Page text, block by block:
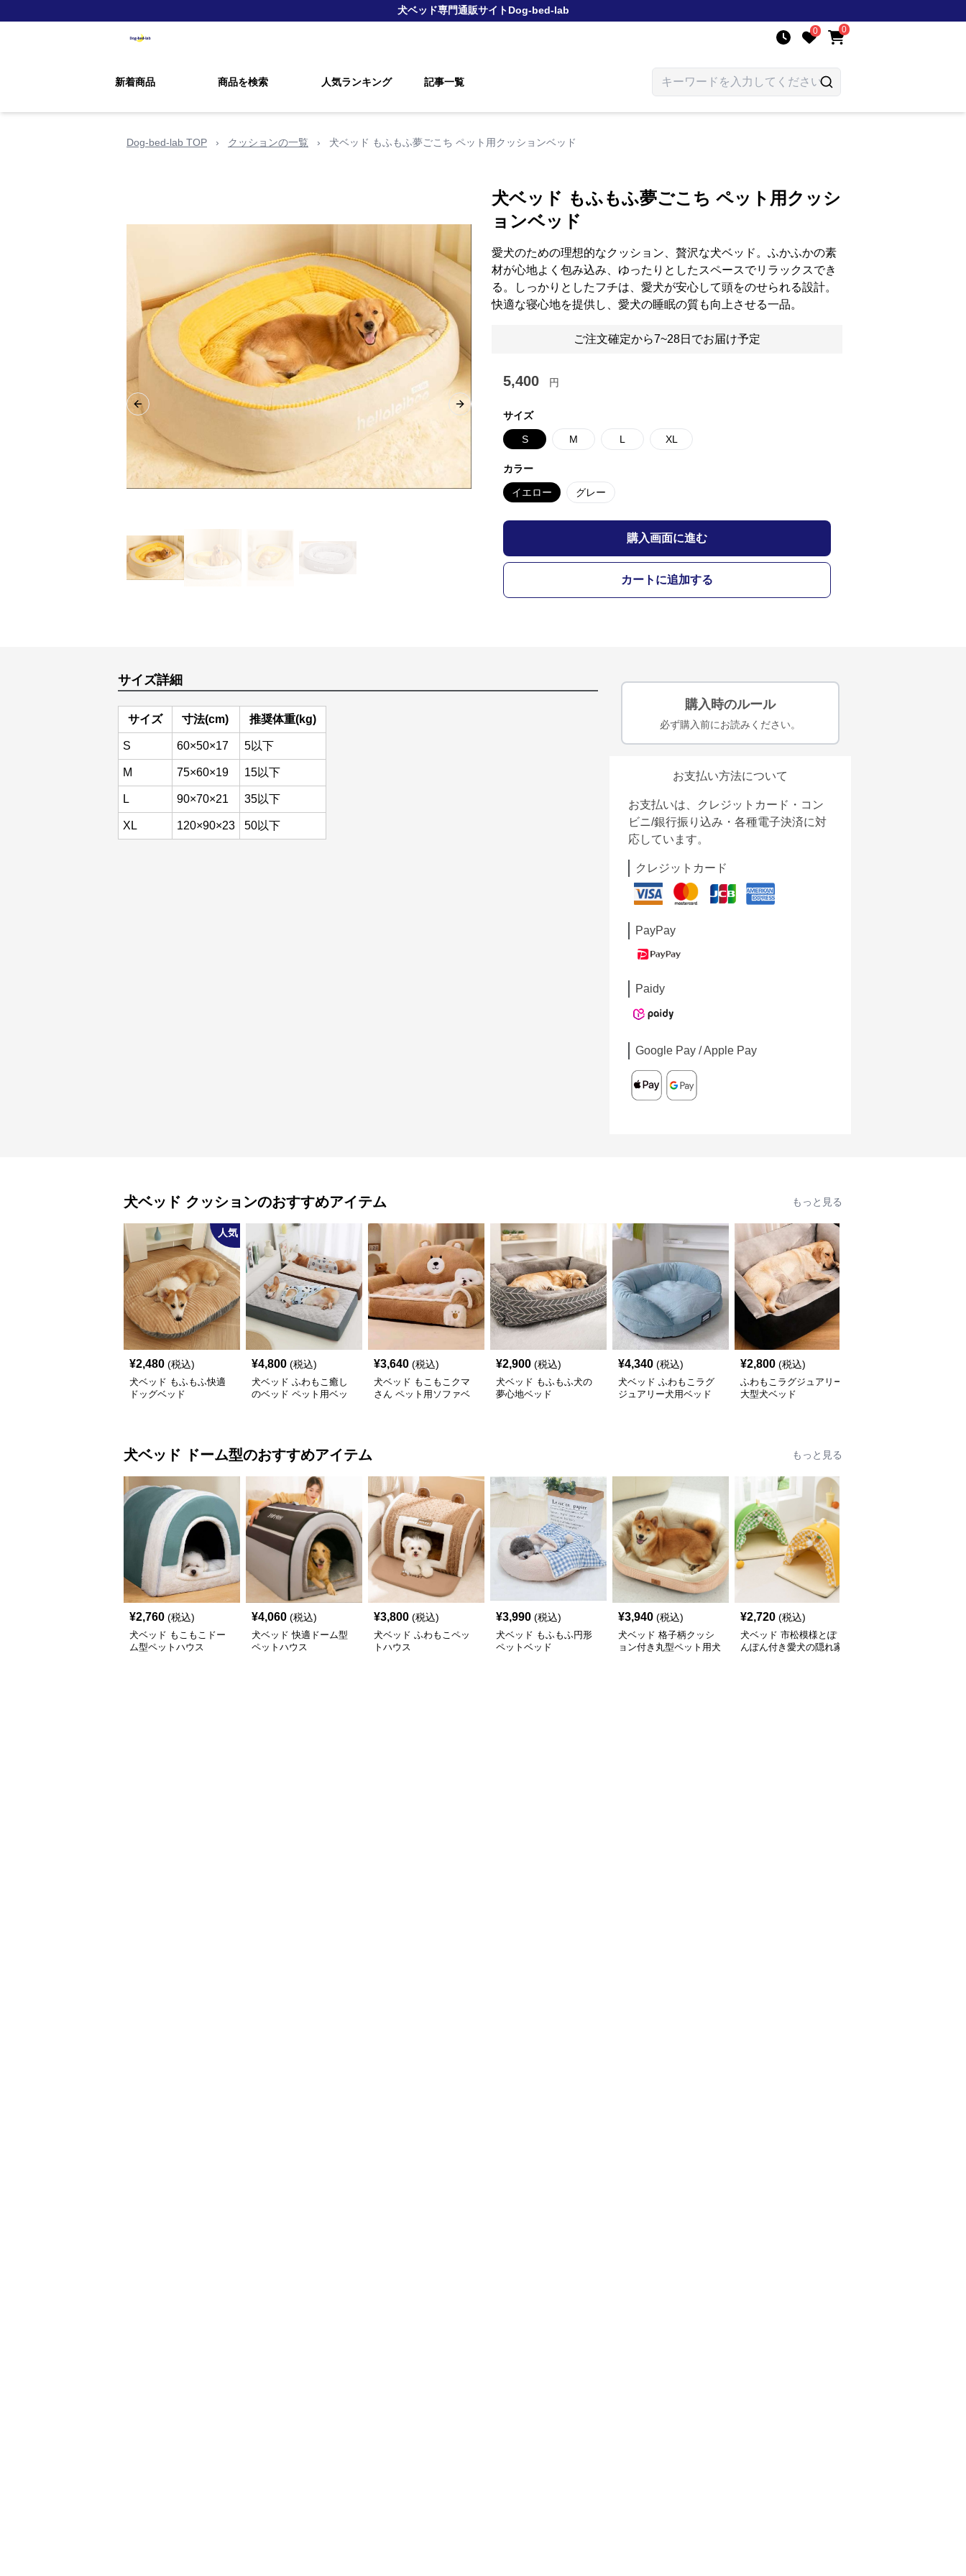
犬ベッド専門通販サイトDog-bed-lab
0 0
新着商品 商品を検索 人気ランキング 記事一覧
Dog-bed-lab TOP › クッションの一覧 › 犬ベッド もふもふ夢ごこち ペット用クッションベッド
Previous slide Next slide
犬ベッド もふもふ夢ごこち ペット用クッシ
ョンベッド
愛犬のための理想的なクッション、贅沢な犬ベッド。ふかふかの素
材が心地よく包み込み、ゆったりとしたスペースでリラックスでき
る。しっかりとしたフチは、愛犬が安心して頭をのせられる設計。
快適な寝心地を提供し、愛犬の睡眠の質も向上させる一品。
ご注文確定から7~28日でお届け予定
5,400 円
サイズ
S M L XL
カラー
イエロー グレー
購入画面に進む
カートに追加する
サイズ詳細
サイズ 寸法(cm) 推奨体重(kg)
S 60×50×17 5以下
M 75×60×19 15以下
L 90×70×21 35以下
XL 120×90×23 50以下
購入時のルール
必ず購入前にお読みください。
お支払い方法について
お支払いは、クレジットカード・コン
ビニ/銀行振り込み・各種電子決済に対
応しています。
クレジットカード
PayPay
Paidy
Google Pay / Apple Pay
犬ベッド クッションのおすすめアイテム もっと見る
人気
¥2,480 (税込)
犬ベッド もふもふ快適
ドッグベッド
¥4,800 (税込)
犬ベッド ふわもこ癒し
のベッド ペット用ベッ
¥3,640 (税込)
犬ベッド もこもこクマ
さん ペット用ソファベ
¥2,900 (税込)
犬ベッド もふもふ犬の
夢心地ベッド
¥4,340 (税込)
犬ベッド ふわもこラグ
ジュアリー犬用ベッド
¥2,800 (税込)
ふわもこラグジュアリー
大型犬ベッド
犬ベッド ドーム型のおすすめアイテム もっと見る
¥2,760 (税込)
犬ベッド もこもこドー
ム型ペットハウス
¥4,060 (税込)
犬ベッド 快適ドーム型
ペットハウス
¥3,800 (税込)
犬ベッド ふわもこペッ
トハウス
¥3,990 (税込)
犬ベッド もふもふ円形
ペットベッド
¥3,940 (税込)
犬ベッド 格子柄クッシ
ョン付き丸型ペット用犬
¥2,720 (税込)
犬ベッド 市松模様とぽ
んぽん付き愛犬の隠れ家